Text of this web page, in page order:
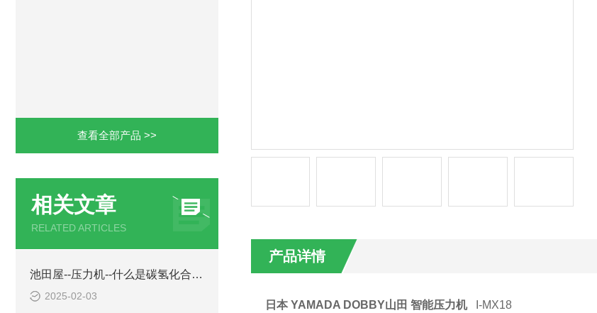
查看全部产品 >>
相关文章
RELATED ARTICLES
池田屋--压力机--什么是碳氢化合物清洁剂？
2025-02-03
产品详情
日本 YAMADA DOBBY山田 智能压力机I-MX18